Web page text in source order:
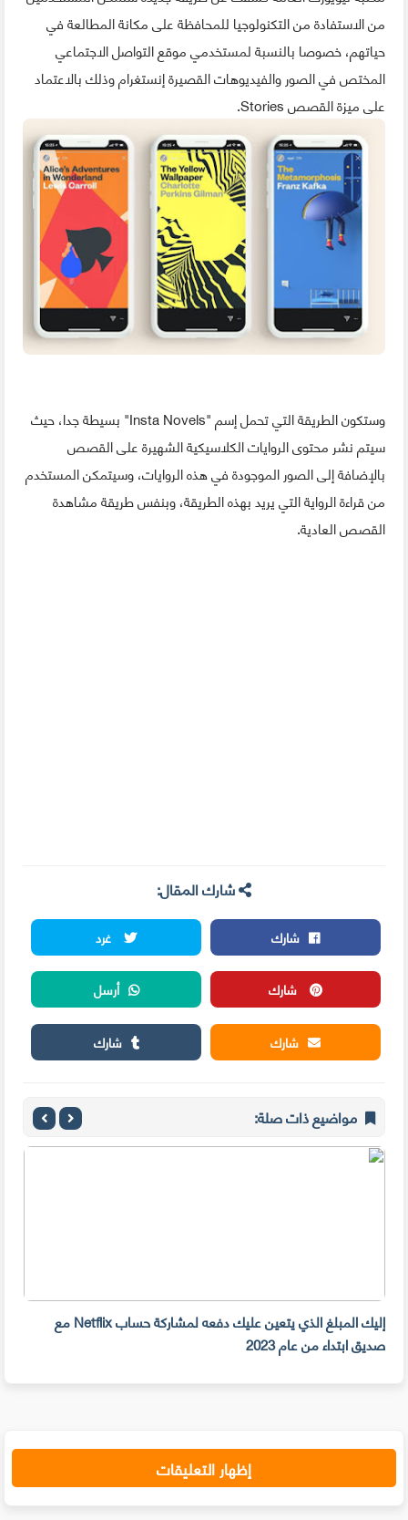
من الاستفادة من التكنولوجيا للمحافظة على مكانة المطالعة في
حياتهم، خصوصا بالنسبة لمستخدمي موقع التواصل الاجتماعي
المختص في الصور والفيديوهات القصيرة إنستغرام وذلك بالاعتماد
على ميزة القصص Stories.
وستكون الطريقة التي تحمل إسم "Insta Novels" بسيطة جدا، حيث
سيتم نشر محتوى الروايات الكلاسيكية الشهيرة على القصص
بالإضافة إلى الصور الموجودة في هذه الروايات، وسيتمكن المستخدم
من قراءة الرواية التي يريد بهذه الطريقة، وبنفس طريقة مشاهدة
القصص العادية.
شارك المقال:
شارك
غرد
شارك
أرسل
شارك
شارك
مواضيع ذات صلة:
إليك المبلغ الذي يتعين عليك دفعه لمشاركة حساب Netflix مع
صديق ابتداء من عام 2023
إظهار التعليقات